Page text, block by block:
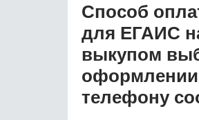
Способ
для ЕГАИС
выкупом
оформлении
телефону